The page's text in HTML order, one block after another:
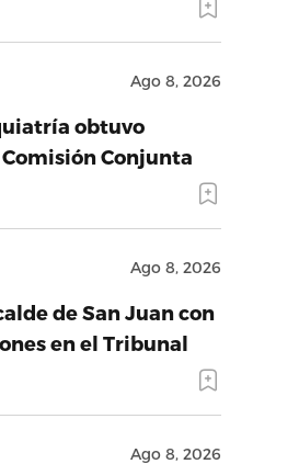
Ago 8, 2026
obtuvo
Conjunta
Ago 8, 2026
de San Juan con
en el Tribunal
Ago 8, 2026